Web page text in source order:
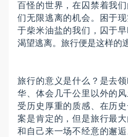
百怪的世界，在囚禁着我
们无限逃离的机会。困于
于柴米油盐的我们，囚于
渴望逃离。旅行便是这样的
旅行的意义是什么？是去
华、体会几千公里以外的
受历史厚重的质感、在历
案是肯定的，但是旅行最
和自己来一场不经意的邂